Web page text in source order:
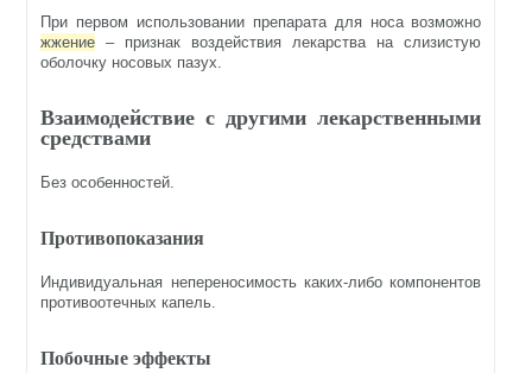
При первом использовании препарата для носа возможно
жжение – признак воздействия лекарства на слизистую
оболочку носовых пазух.
Взаимодействие с другими лекарственными
средствами
Без особенностей.
Противопоказания
Индивидуальная непереносимость каких-либо компонентов
противоотечных капель.
Побочные эффекты